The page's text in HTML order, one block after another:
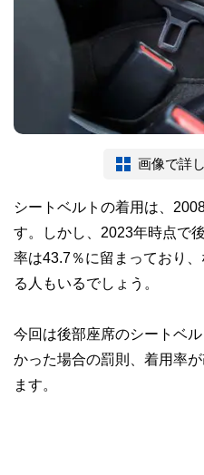
画像で詳
シートベルトの着用は、
す。しかし、2023年時点で
率は43.7％に留まっており
る人もいるでしょう。
今回は後部座席のシートベ
かった場合の罰則、着用率
ます。